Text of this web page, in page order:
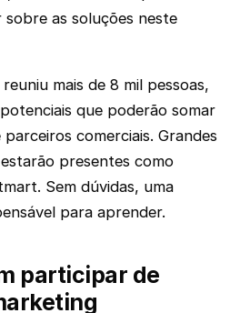
as soluções neste
mais de 8 mil pessoas,
que poderão somar
comerciais. Grandes
presentes como
Sem dúvidas, uma
para aprender.
participar de